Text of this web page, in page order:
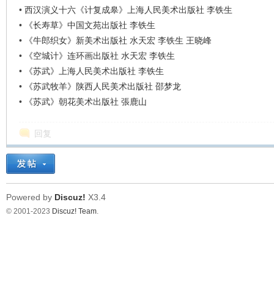
• 西汉演义十六《计复成皋》上海人民美术出版社 李铁生
•
《长寿草》中国文苑出版社 李铁生
•
《牛郎织女》新美术出版社 水天宏 李铁生 王晓峰
•
《空城计》连环画出版社 水天宏 李铁生
•
《苏武》上海人民美术出版社 李铁生
•
《苏武牧羊》陕西人民美术出版社 邵梦龙
•
《苏武》朝花美术出版社 張鹿山
回复
Powered by Discuz! X3.4
© 2001-2023 Discuz! Team.